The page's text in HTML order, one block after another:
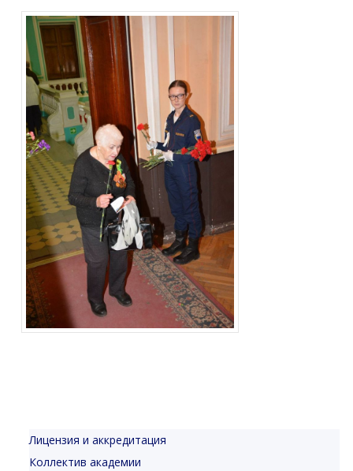
Лицензия и аккредитация
Коллектив академии